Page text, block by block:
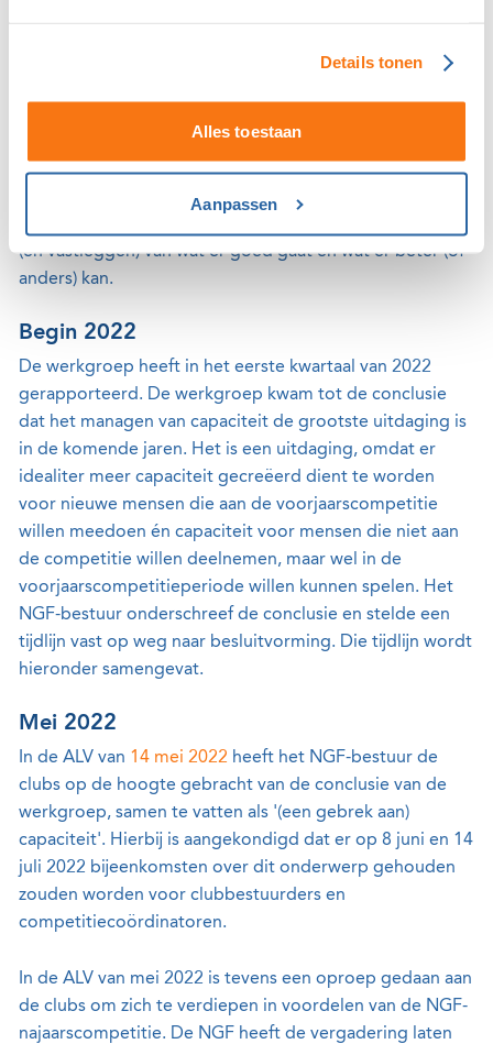
Details tonen
Alles toestaan
Aanpassen
bestudeerde cijfers en trends. Het hoe en waarom van
de werkgroep is toegelicht in de ALV van20 november
met als aantekening dat verandering niet het doel
(en vastleggen) van wat er goed gaat en wat er beter (of
anders) kan.
Begin 2022
De werkgroep heeft in het eerste kwartaal van 2022
gerapporteerd. De werkgroep kwam tot de conclusie
dat het managen van capaciteit de grootste uitdaging is
in de komende jaren. Het is een uitdaging, omdat er
idealiter meer capaciteit gecreëerd dient te worden
voor nieuwe mensen die aan de voorjaarscompetitie
willen meedoen én capaciteit voor mensen die niet aan
de competitie willen deelnemen, maar wel in de
voorjaarscompetitieperiode willen kunnen spelen. Het
NGF-bestuur onderschreef de conclusie en stelde een
tijdlijn vast op weg naar besluitvorming. Die tijdlijn wordt
hieronder samengevat.
Mei 2022
In de ALV van 14 mei 2022 heeft het NGF-bestuur de
clubs op de hoogte gebracht van de conclusie van de
werkgroep, samen te vatten als '(een gebrek aan)
capaciteit'. Hierbij is aangekondigd dat er op 8 juni en 14
juli 2022 bijeenkomsten over dit onderwerp gehouden
zouden worden voor clubbestuurders en
competitiecoördinatoren.
In de ALV van mei 2022 is tevens een oproep gedaan aan
de clubs om zich te verdiepen in voordelen van de NGF-
najaarscompetitie. De NGF heeft de vergadering laten